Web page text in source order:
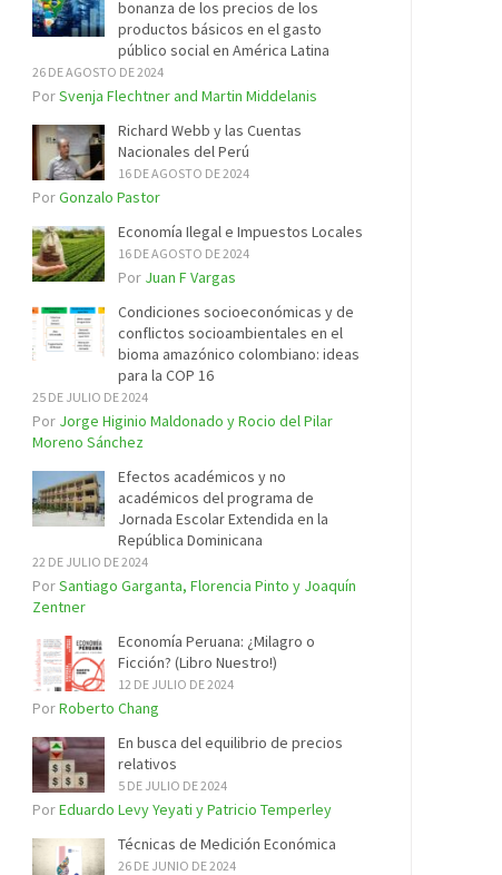
bonanza de los precios de los
productos básicos en el gasto
público social en América Latina
26 DE AGOSTO DE 2024
PorSvenja Flechtner and Martin Middelanis
Richard Webb y las Cuentas
Nacionales del Perú
16 DE AGOSTO DE 2024
PorGonzalo Pastor
Economía Ilegal e Impuestos Locales
16 DE AGOSTO DE 2024
Por Juan F Vargas
Condiciones socioeconómicas y de
conflictos socioambientales en el
bioma amazónico colombiano: ideas
para la COP 16
25 DE JULIO DE 2024
Por Jorge Higinio Maldonado y Rocio del Pilar
Moreno Sánchez
Efectos académicos y no
académicos del programa de
Jornada Escolar Extendida en la
República Dominicana
22 DE JULIO DE 2024
PorSantiago Garganta, Florencia Pinto y Joaquín
Zentner
Economía Peruana: ¿Milagro o
Ficción? (Libro Nuestro!)
12 DE JULIO DE 2024
PorRoberto Chang
En busca del equilibrio de precios
relativos
5 DE JULIO DE 2024
PorEduardo Levy Yeyati y Patricio Temperley
Técnicas de Medición Económica
26 DE JUNIO DE 2024